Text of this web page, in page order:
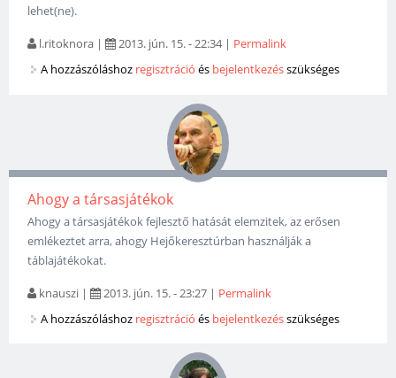
lehet(ne).
l.ritoknora | 2013. jún. 15. - 22:34| Permalink
A hozzászóláshoz regisztráció és bejelentkezésszükséges
Ahogy a társasjátékok
Ahogy a társasjátékok fejlesztő hatását elemzitek, az erősen
emlékeztet arra, ahogy Hejőkeresztúrban használják a
táblajátékokat.
knauszi | 2013. jún. 15. - 23:27 | Permalink
A hozzászóláshoz regisztráció és bejelentkezésszükséges